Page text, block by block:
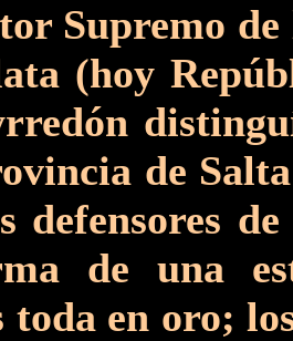
Supremo
(hoy
de
defensores
de una
toda en oro;